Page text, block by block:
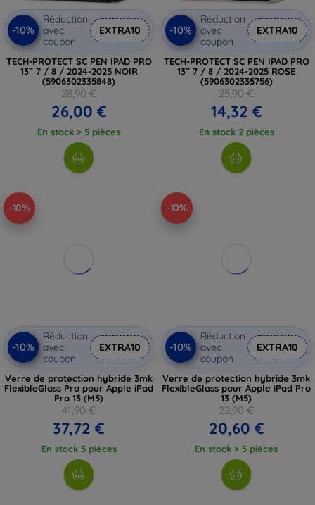
-10%
Réduction
avec
coupon
EXTRA10
TECH-PROTECT SC PEN IPAD PRO
13” 7 / 8 / 2024-2025 NOIR
(5906302335848)
28,90 €
26,00 €
En stock > 5 pièces
-10%
Réduction
avec
coupon
EXTRA10
TECH-PROTECT SC PEN IPAD PRO
13” 7 / 8 / 2024-2025 ROSE
(5906302335756)
25,90 €
14,32 €
En stock 2 pièces
-10%
-10%
Réduction
avec
coupon
EXTRA10
Verre de protection hybride 3mk
FlexibleGlass Pro pour Apple iPad
Pro 13 (M5)
41,90 €
37,72 €
En stock 5 pièces
-10%
-10%
Réduction
avec
coupon
EXTRA10
Verre de protection hybride 3mk
FlexibleGlass pour Apple iPad Pro
13 (M5)
22,90 €
20,60 €
En stock > 5 pièces